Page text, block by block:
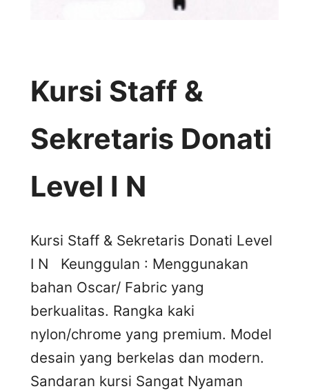
Kursi Staff &
Sekretaris Donati
Level I N
Kursi Staff & Sekretaris Donati Level
I N Keunggulan : Menggunakan
bahan Oscar/ Fabric yang
berkualitas. Rangka kaki
nylon/chrome yang premium. Model
desain yang berkelas dan modern.
Sandaran kursi Sangat Nyaman